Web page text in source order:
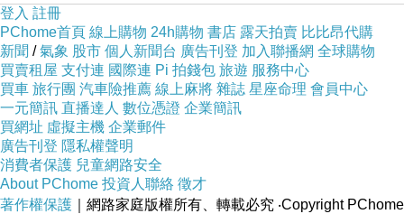
登入 註冊
PChome首頁 線上購物 24h購物 書店 露天拍賣 比比昂代購
新聞 /氣象 股市 個人新聞台 廣告刊登 加入聯播網 全球購物
買賣租屋 支付連 國際連 Pi 拍錢包 旅遊 服務中心
買車 旅行團 汽車險推薦 線上麻將 雜誌 星座命理 會員中心
一元簡訊 直播達人 數位憑證 企業簡訊
買網址 虛擬主機 企業郵件
廣告刊登 隱私權聲明
消費者保護 兒童網路安全
About PChome 投資人聯絡 徵才
著作權保護 ｜網路家庭版權所有、轉載必究 ‧Copyright PChome